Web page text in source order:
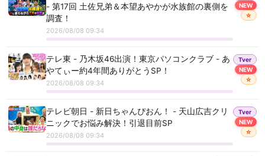
- 第17回 土佐兄弟＆本望あやかが水族館の裏側を
調査！
2026/08/08 09:34
NEW
☆
テレ東 - 乃木坂46出演！東京パソコンクラブ - あ
やてぃー約4年間ありがとうSP！
2026/08/08 09:34
Tver
NEW
☆
テレビ朝日 - 新日ちゃんぴおん！ - 天山広吉クリ
ニックでお悩み解決！引退目前SP
2026/08/08 09:34
Tver
NEW
☆